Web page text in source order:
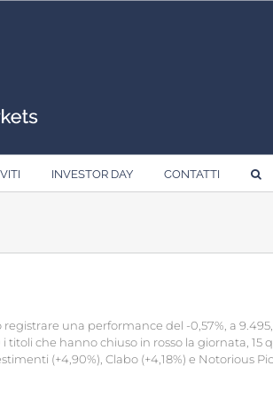
INVESTOR DAY CONTATTI
una performance del -0,57%, a
titoli che hanno chiuso in rosso la giornata, 15
(+4,90%), Clabo (+4,18%) e Notorious